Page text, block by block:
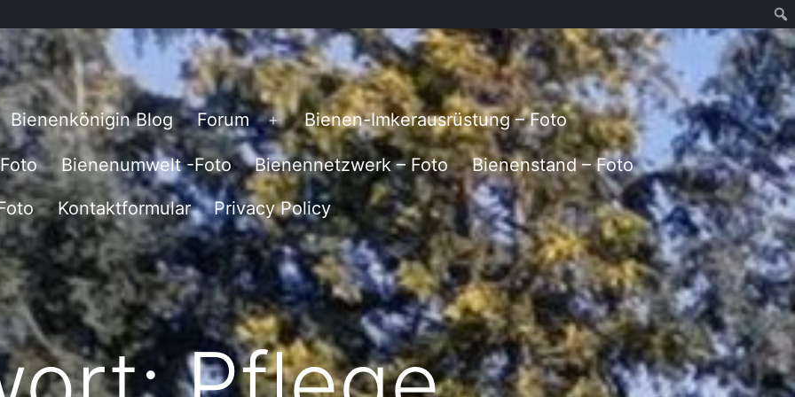
Bienenkönigin Blog Forum
Menü
öffnen
Bienen-Imkerausrüstung – Foto
Bienenumwelt -Foto Bienennetzwerk – Foto Bienenstand – Foto
Kontaktformular Privacy Policy